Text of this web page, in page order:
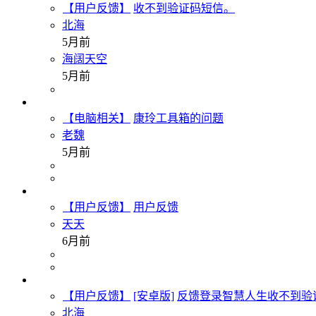
【用户反馈】
收不到验证码短信。
北海
5月前
海阔天空
5月前
【电脑相关】
康玲工具箱的问题
老魏
5月前
【用户反馈】
用户反馈
天天
6月前
【用户反馈】 [安卓版] 反馈登录智慧人生收不到验
北海